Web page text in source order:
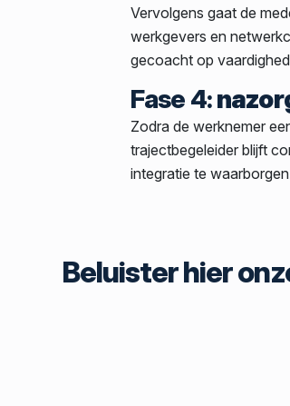
Vervolgens gaat de
werkgevers en
gecoacht op
Fase 4:
Zodra de werknemer
trajectbegeleider blijft
integratie te
Beluister hier